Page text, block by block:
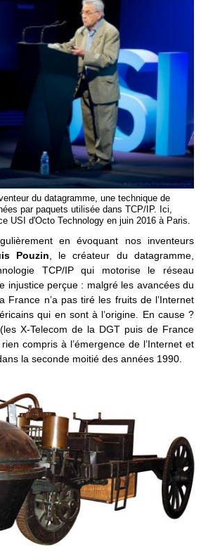
du datagramme, une technique de
par paquets utilisée dans TCP/IP. Ici,
USI d'Octo Technology en juin 2016 à Paris.
en évoquant nos inventeurs
Pouzin , le créateur du datagramme,
TCP/IP qui motorise le réseau
injustice perçue : malgré les avancées du
France n’a pas tiré les fruits de l’Internet
qui en sont à l’origine. En cause ?
X-Telecom de la DGT puis de France
compris à l’émergence de l’Internet et
la seconde moitié des années 1990.